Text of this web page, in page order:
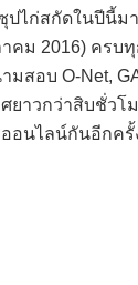
ปไก่สกัดในปีนี้ม
คม 2016) ครบ
สอบ O-Net,
ยาวกว่าสิบชั่ว
อนไลน์กันอีกครั้